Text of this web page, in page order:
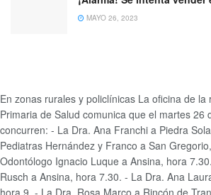
MAYO 26, 2023
En zonas rurales y policlínicas La oficina de la
Primaria de Salud comunica que el martes 26
concurren: - La Dra. Ana Franchi a Piedra
Pediatras Hernández y Franco a San
Odontólogo Ignacio Luque a Ansina, hora
Rusch a Ansina, hora 7.30. - La Dra. Ana
hora 9. - La Dra. Rosa Marco a Rincón de